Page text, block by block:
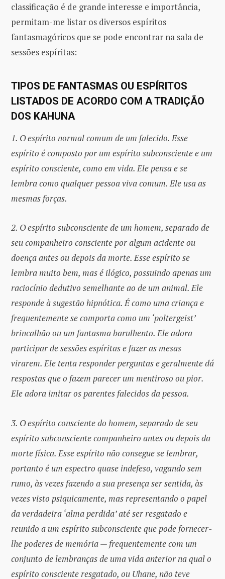
classificação é de grande interesse e importância,
permitam-me listar os diversos espíritos
fantasmagóricos que se pode encontrar na sala de
sessões espíritas:
TIPOS DE FANTASMAS OU ESPÍRITOS
LISTADOS DE ACORDO COM A TRADIÇÃO
DOS KAHUNA
1. O espírito normal comum de um falecido. Esse
espírito é composto por um espírito subconsciente e um
espírito consciente, como em vida. Ele pensa e se
lembra como qualquer pessoa viva comum. Ele usa as
mesmas forças.
2. O espírito subconsciente de um homem, separado de
seu companheiro consciente por algum acidente ou
doença antes ou depois da morte. Esse espírito se
lembra muito bem, mas é ilógico, possuindo apenas um
raciocínio dedutivo semelhante ao de um animal. Ele
responde à sugestão hipnótica. É como uma criança e
frequentemente se comporta como um ‘poltergeist’
brincalhão ou um fantasma barulhento. Ele adora
participar de sessões espíritas e fazer as mesas
virarem. Ele tenta responder perguntas e geralmente dá
respostas que o fazem parecer um mentiroso ou pior.
Ele adora imitar os parentes falecidos da pessoa.
3. O espírito consciente do homem, separado de seu
espírito subconsciente companheiro antes ou depois da
morte física. Esse espírito não consegue se lembrar,
portanto é um espectro quase indefeso, vagando sem
rumo, às vezes fazendo a sua presença ser sentida, às
vezes visto psiquicamente, mas representando o papel
da verdadeira ‘alma perdida’ até ser resgatado e
reunido a um espírito subconsciente que pode fornecer-
lhe poderes de memória — frequentemente com um
conjunto de lembranças de uma vida anterior na qual o
espírito consciente resgatado, ou Uhane, não teve